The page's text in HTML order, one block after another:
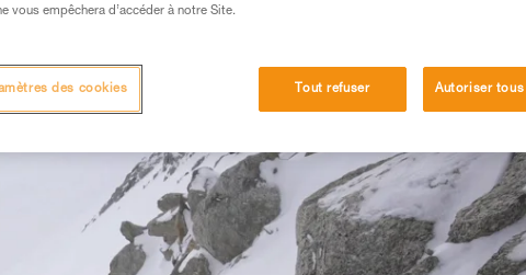
vous empêchera d’accéder à notre Site.
Tout refuser Autoriser
des cookies